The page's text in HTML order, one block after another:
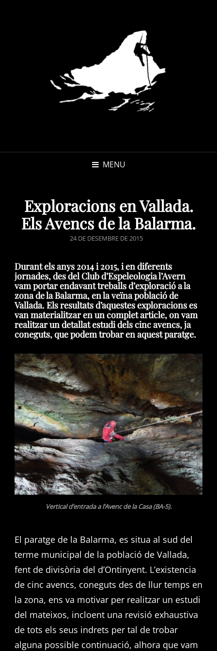
MENU
Exploracions en Vallada.
Els Avencs de la Balarma.
POSTED
24 DE DESEMBRE DE 2015
Durant els anys 2014 i 2015, i en diferents
jornades, des del Club d’Espeleologia l’Avern
vam portar endavant treballs d’exploració a la
zona de la Balarma, en la veïna població de
Vallada. Els resultats d’aquestes exploracions es
van materialitzar en un complet article, on vam
realitzar un detallat estudi dels cinc avencs, ja
coneguts, que podem trobar en aquest paratge.
Vertical d’entrada a l’Avenc de la Casa (BA-5).
El paratge de la Balarma, es situa al sud del
terme municipal de la població de Vallada,
fent de divisòria del d’Ontinyent. L’existencia
de cinc avencs, coneguts des de llur temps en
la zona, ens va motivar per realitzar un estudi
del mateixos, incloent una revisió exhaustiva
de tots els seus indrets per tal de trobar
alguna possible continuació, alhora que vam